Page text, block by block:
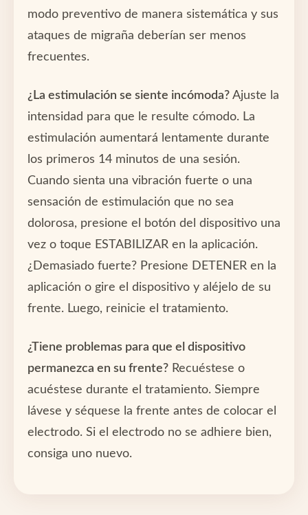
modo preventivo de manera sistemática y sus
ataques de migraña deberían ser menos
frecuentes.
¿La estimulación se siente incómoda? Ajuste la
intensidad para que le resulte cómodo. La
estimulación aumentará lentamente durante
los primeros 14 minutos de una sesión.
Cuando sienta una vibración fuerte o una
sensación de estimulación que no sea
dolorosa, presione el botón del dispositivo una
vez o toque ESTABILIZAR en la aplicación.
¿Demasiado fuerte? Presione DETENER en la
aplicación o gire el dispositivo y aléjelo de su
frente. Luego, reinicie el tratamiento.
¿Tiene problemas para que el dispositivo
permanezca en su frente? Recuéstese o
acuéstese durante el tratamiento. Siempre
lávese y séquese la frente antes de colocar el
electrodo. Si el electrodo no se adhiere bien,
consiga uno nuevo.